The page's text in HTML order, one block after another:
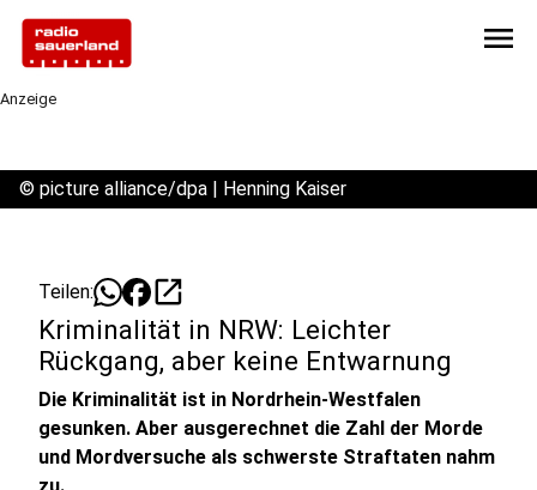
menu
Anzeige
© picture alliance/dpa | Henning Kaiser
Teilen: open_in_new
Kriminalität in NRW: Leichter
Rückgang, aber keine Entwarnung
Die Kriminalität ist in Nordrhein-Westfalen
gesunken. Aber ausgerechnet die Zahl der Morde
und Mordversuche als schwerste Straftaten nahm